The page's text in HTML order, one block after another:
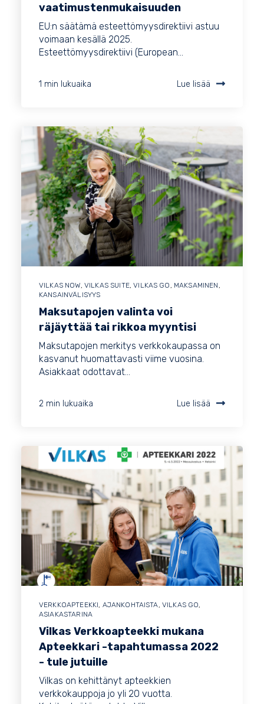
vaatimustenmukaisuuden
EU:n säätämä esteettömyysdirektiivi astuu
voimaan kesällä 2025.
Esteettömyysdirektiivi (European...
1 min lukuaika Lue lisää
VILKAS NOW VILKAS SUITE,VILKAS GO MAKSAMINEN
KANSAINVÄLISYYS
Maksutapojen valinta voi
räjäyttää tai rikkoa myyntisi
Maksutapojen merkitys verkkokaupassa on
kasvanut huomattavasti viime vuosina.
Asiakkaat odottavat...
2 min lukuaika Lue lisää
VERKKOAPTEEKKI AJANKOHTAISTA VILKAS GO
ASIAKASTARINA
Vilkas Verkkoapteekki mukana
Apteekkari -tapahtumassa 2022
- tule jutuille
Vilkas on kehittänyt apteekkien
verkkokauppoja jo yli 20 vuotta.